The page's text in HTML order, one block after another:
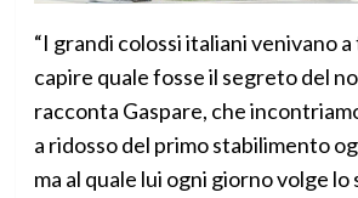
“I grandi colossi italiani venivano
capire quale fosse il segreto del
racconta Gaspare, che
a ridosso del primo stabilimento
ma al quale lui ogni giorno volge